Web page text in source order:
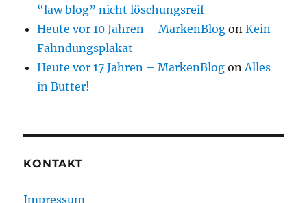
“law blog” nicht löschungsreif
Heute vor 10 Jahren – MarkenBlog onKein
Fahndungsplakat
Heute vor 17 Jahren – MarkenBlog onAlles
in Butter!
KONTAKT
Impressum